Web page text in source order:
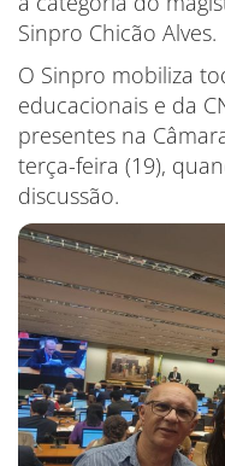
Sinpro Chicão Alves.
O Sinpro mobiliza
educacionais e da
presentes na
terça-feira (19),
discussão.